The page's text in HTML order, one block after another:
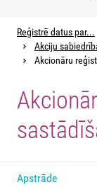
Reģistrē datus par...
Akciju
Akcionāru
Apstrāde